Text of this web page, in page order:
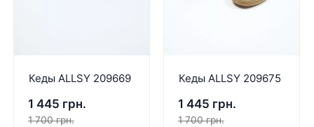
Кеды ALLSY 209669
1 445 грн.
1 700 грн.
Кеды ALLSY 209675
1 445 грн.
1 700 грн.